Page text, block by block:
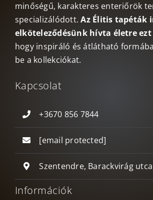
minőségű, karakteres enteriőrök
specializálódott.Az Élitis tapéták
elköteleződésünk hívta életre
hogy inspiráló és átlátható
be a kollekciókat.
Kapcsolat
+3670 856 7844
[email protected]
Szentendre, Barackvirág
Információk